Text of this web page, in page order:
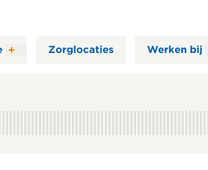
Zorglocaties Werken bij